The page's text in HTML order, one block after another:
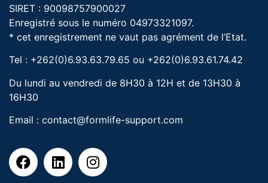
SIRET : 90098757900027
Enregistré sous le numéro 04973321097.
* cet enregistrement ne vaut pas agrément de l’Etat.
Tel : +262(0)6.93.63.79.65 ou +262(0)6.93.61.74.42
Du lundi au vendredi de 8H30 à 12H et de 13H30 à
16H30
Email : contact@formlife-support.com